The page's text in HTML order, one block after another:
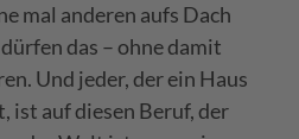
mal anderen aufs Dach
das – ohne damit
Und jeder, der ein Haus
ist auf diesen Beruf, der